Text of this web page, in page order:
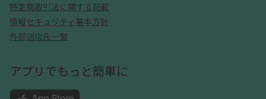
特定商取引法に関する記載
情報セキュリティ基本方針
外部送信先一覧
アプリでもっと簡単に